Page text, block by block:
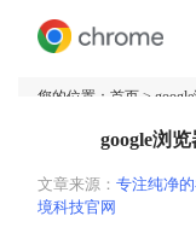
您的位置： 首页 >
google浏
文章来源： 专注纯净
境科技官网